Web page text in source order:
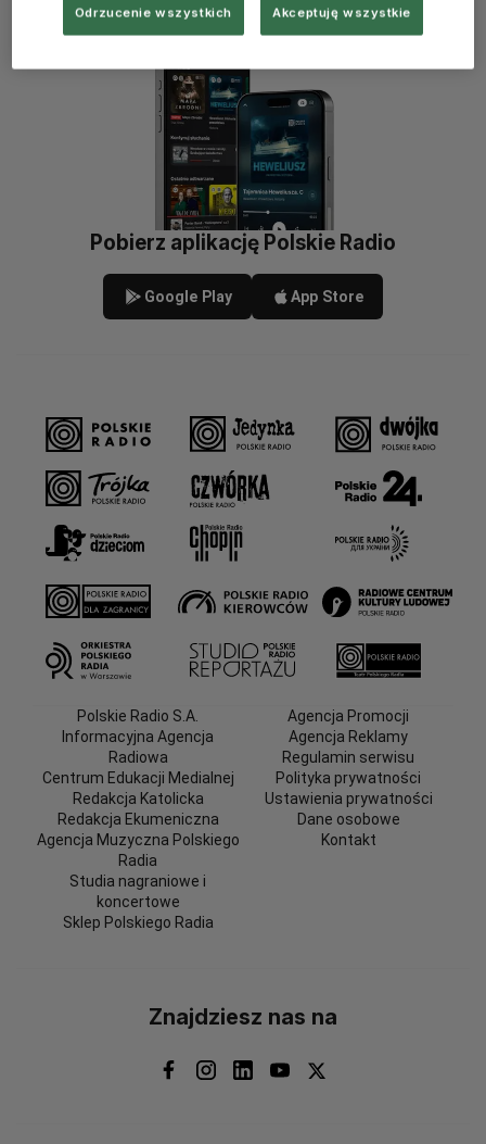
Pobierz aplikację Polskie Radio
Google Play App Store
Polskie Radio S.A.
Informacyjna Agencja
Radiowa
Centrum Edukacji Medialnej
Redakcja Katolicka
Redakcja Ekumeniczna
Agencja Muzyczna Polskiego
Radia
Studia nagraniowe i
koncertowe
Sklep Polskiego Radia
Agencja Promocji
Agencja Reklamy
Regulamin serwisu
Polityka prywatności
Ustawienia prywatności
Dane osobowe
Kontakt
Znajdziesz nas na
Odrzucenie wszystkich Akceptuję wszystkie